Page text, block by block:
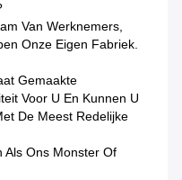
Van Werknemers,
Onze Eigen Fabriek.
Gemaakte
Voor U En Kunnen U
De Meest Redelijke
Als Ons Monster Of